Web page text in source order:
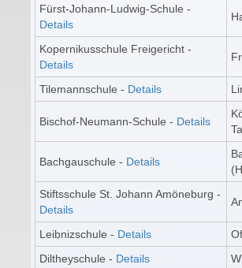
Fürst-Johann-Ludwig-Schule -
Details
Kopernikusschule Freigericht -
Details
Tilemannschule - Details
Bischof-Neumann-Schule - Details
Bachgauschule - Details
Stiftsschule St. Johann Amöneburg -
Details
Leibnizschule - Details
Diltheyschule - Details